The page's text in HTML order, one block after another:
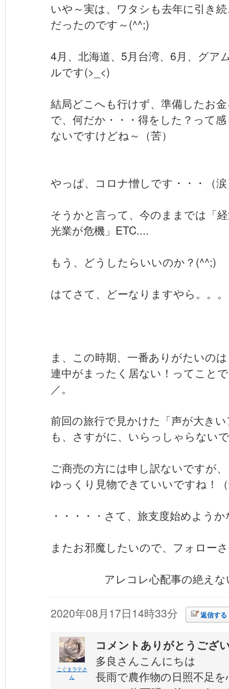
いや～実は、ワタシも去年に引き
だったのです～(^^;)
4月、北海道、5月台湾、6月、グア
ルです(>_<)
結局どこへも行けず、準備したお
で、何だか・・・得をした？って
ないですけどね～（苦）
やっぱ、コロナ憎しです・・・（
そうかと言って、今のままでは「
光業が危機」ETC....
もう、どうしたらいいのか？(^^;)
はてさて、どーなりますやら。。
ま、この時期、一番ありがたいの
連中がまったく居ない！ってこと
／。
前回の旅行で見かけた「声が大き
も、さすがに、いらっしゃらない
ご商売の方には申し訳ないですが
ゆっくり見物できていいですね！
・・・・・さて、旅支度始めよう
またお邪魔したいので、フォロー
アレコレ心配事の絶え
2020年08月17日14時33分 返信する
こぐまラテさ
ん
コメントありがとうござ
多良さんこんにちは
長雨で農作物の日照不足